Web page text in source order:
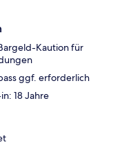
Kaution für
ggf. erforderlich
18 Jahre